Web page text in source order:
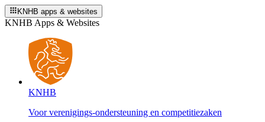
KNHB apps & websites
KNHB Apps & Websites
KNHB
Voor verenigings-ondersteuning en competitiezaken